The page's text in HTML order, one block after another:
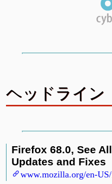
ヘッドライン
Firefox 68.0, See
Updates and Fixes
www.mozilla.org/en-